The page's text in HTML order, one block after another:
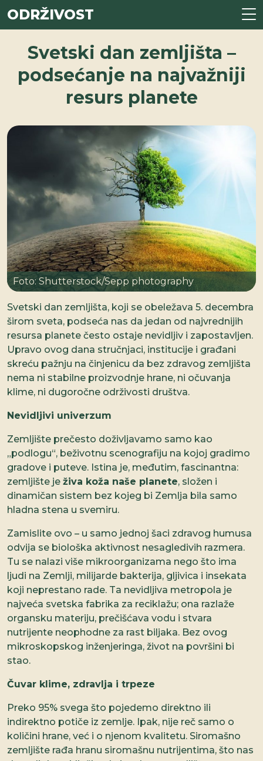
ODRŽIVOST
Svetski dan zemljišta –
podsećanje na najvažniji
resurs planete
Foto: Shutterstock/Sepp photography
Svetski dan zemljišta, koji se obeležava 5. decembra
širom sveta, podseća nas da jedan od najvrednijih
resursa planete često ostaje nevidljiv i zapostavljen.
Upravo ovog dana stručnjaci, institucije i građani
skreću pažnju na činjenicu da bez zdravog zemljišta
nema ni stabilne proizvodnje hrane, ni očuvanja
klime, ni dugoročne održivosti društva.
Nevidljivi univerzum
Zemljište prečesto doživljavamo samo kao
„podlogu“, beživotnu scenografiju na kojoj gradimo
gradove i puteve. Istina je, međutim, fascinantna:
zemljište je živa koža naše planete, složen i
dinamičan sistem bez kojeg bi Zemlja bila samo
hladna stena u svemiru.
Zamislite ovo – u samo jednoj šaci zdravog humusa
odvija se biološka aktivnost nesagledivih razmera.
Tu se nalazi više mikroorganizama nego što ima
ljudi na Zemlji, milijarde bakterija, gljivica i insekata
koji neprestano rade. Ta nevidljiva metropola je
najveća svetska fabrika za reciklažu; ona razlaže
organsku materiju, prečišćava vodu i stvara
nutrijente neophodne za rast biljaka. Bez ovog
mikroskopskog inženjeringa, život na površini bi
stao.
Čuvar klime, zdravlja i trpeze
Preko 95% svega što pojedemo direktno ili
indirektno potiče iz zemlje. Ipak, nije reč samo o
količini hrane, već i o njenom kvalitetu. Siromašno
zemljište rađa hranu siromašnu nutrijentima, što nas